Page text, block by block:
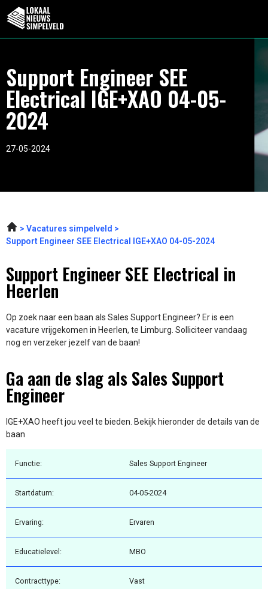
Support Engineer SEE
Electrical IGE+XAO 04-05-
2024
27-05-2024
Vacatures simpelveld
Support Engineer SEE Electrical IGE+XAO 04-05-2024
Support Engineer SEE Electrical in
Heerlen
Op zoek naar een baan als Sales Support Engineer? Er is een
vacature vrijgekomen in Heerlen, te Limburg. Solliciteer vandaag
nog en verzeker jezelf van de baan!
Ga aan de slag als Sales Support
Engineer
IGE+XAO heeft jou veel te bieden. Bekijk hieronder de details van de
baan
Functie: Sales Support Engineer
Startdatum: 04-05-2024
Ervaring: Ervaren
Educatielevel: MBO
Contracttype: Vast